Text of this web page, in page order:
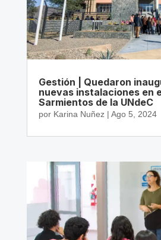
Gestión | Quedaron
nuevas instalaciones en
Sarmientos de la UNdeC
por Karina Nuñez| Ago 5, 2024